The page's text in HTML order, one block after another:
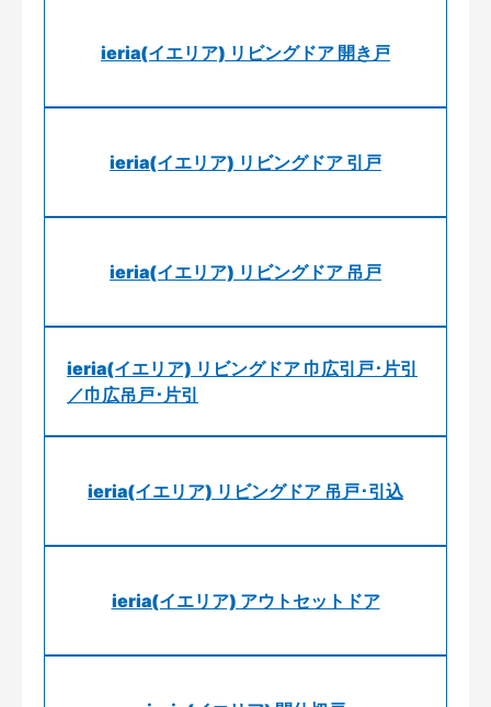
ieria(イエリア) リビングドア 開き戸
ieria(イエリア) リビングドア 引戸
ieria(イエリア) リビングドア 吊戸
ieria(イエリア) リビングドア 巾広引戸･片引
／巾広吊戸･片引
ieria(イエリア) リビングドア 吊戸･引込
ieria(イエリア) アウトセットドア